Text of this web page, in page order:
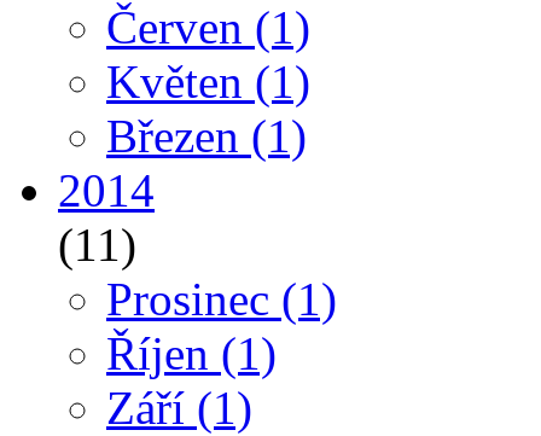
Červen (1)
Květen (1)
Březen (1)
2014
(11)
Prosinec (1)
Říjen (1)
Září (1)